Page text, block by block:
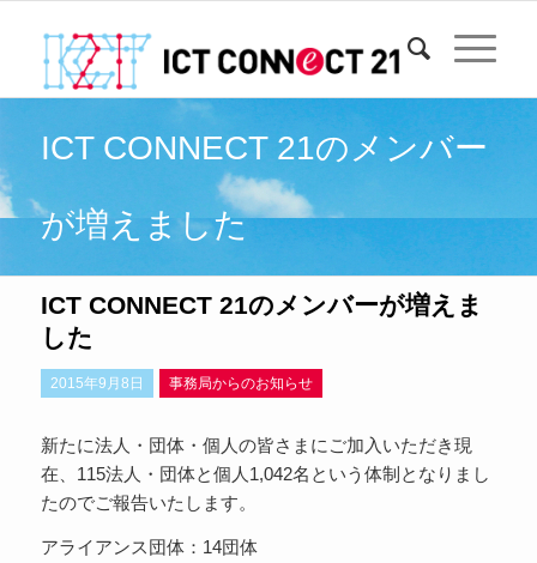
ICT CONNECT 21のメンバー
が増えました
ICT CONNECT 21のメンバーが増えま
した
2015年9月8日 事務局からのお知らせ
新たに法人・団体・個人の皆さまにご加入いただき現
在、115法人・団体と個人1,042名という体制となりまし
たのでご報告いたします。
アライアンス団体：14団体